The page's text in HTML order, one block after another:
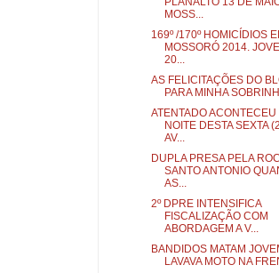
MOSS...
169º /170º HOMICÍDIOS
MOSSORÓ 2014.
20...
AS FELICITAÇÕES DO
PARA MINHA
ATENTADO ACONTECEU
NOITE DESTA SEXTA
AV...
DUPLA PRESA PELA
SANTO ANTONIO
AS...
2º DPRE INTENSIFICA
FISCALIZAÇÃO COM
ABORDAGEM A V...
BANDIDOS MATAM
LAVAVA MOTO NA